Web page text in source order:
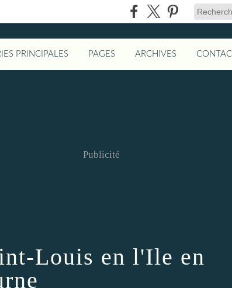
PRINCIPALES PAGES ARCHIVES
Publicité
Louis en l'Ile en